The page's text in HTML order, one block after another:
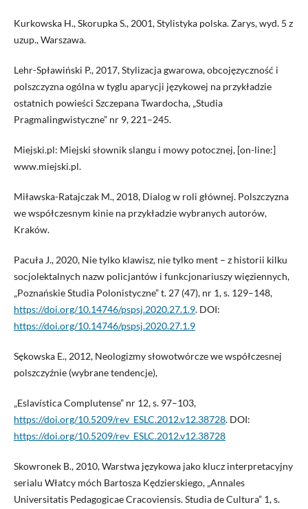
Kurkowska H., Skorupka S., 2001, Stylistyka polska. Zarys, wyd. 5 z
uzup., Warszawa.
Lehr-Spławiński P., 2017, Stylizacja gwarowa, obcojęzyczność i
polszczyzna ogólna w tyglu aparycji językowej na przykładzie
ostatnich powieści Szczepana Twardocha, „Studia
Pragmalingwistyczne” nr 9, 221–245.
Miejski.pl: Miejski słownik slangu i mowy potocznej, [on-line:]
www.miejski.pl.
Miławska-Ratajczak M., 2018, Dialog w roli głównej. Polszczyzna
we współczesnym kinie na przykładzie wybranych autorów,
Kraków.
Pacuła J., 2020, Nie tylko klawisz, nie tylko ment – z historii kilku
socjolektalnych nazw policjantów i funkcjonariuszy więziennych,
„Poznańskie Studia Polonistyczne” t. 27 (47), nr 1, s. 129–148,
https://doi.org/10.14746/pspsj.2020.27.1.9. DOI:
https://doi.org/10.14746/pspsj.2020.27.1.9
Sękowska E., 2012, Neologizmy słowotwórcze we współczesnej
polszczyźnie (wybrane tendencje),
„Eslavística Complutense” nr 12, s. 97–103,
https://doi.org/10.5209/rev_ESLC.2012.v12.38728. DOI:
https://doi.org/10.5209/rev_ESLC.2012.v12.38728
Skowronek B., 2010, Warstwa językowa jako klucz interpretacyjny
serialu Włatcy móch Bartosza Kędzierskiego, „Annales
Universitatis Pedagogicae Cracoviensis. Studia de Cultura” 1, s.